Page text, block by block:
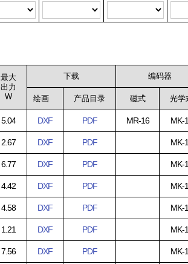
最大
出力
W
下载 编码器
绘画 产品目录 磁式 光学
5.04 DXF PDF MR-16 MK-
2.67 DXF PDF MK-
6.77 DXF PDF MK-
4.42 DXF PDF MK-
4.58 DXF PDF MK-
1.21 DXF PDF MK-
7.56 DXF PDF MK-